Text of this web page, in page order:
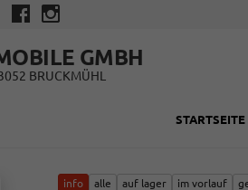
GMBH
BRUCKMÜHL
STARTSEITE
info alle auf lager im vorlauf